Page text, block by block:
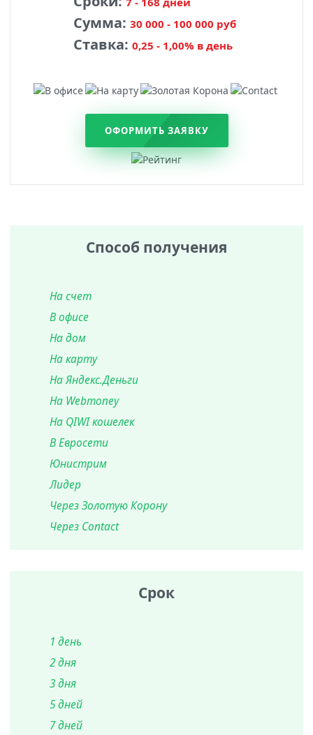
Сумма: 30 000 - 100 000 руб
Ставка: 0,25 - 1,00% в день
ОФОРМИТЬ ЗАЯВКУ
Способ получения
На счет
В офисе
На дом
На карту
На Яндекс.Деньги
На Webmoney
На QIWI кошелек
В Евросети
Юнистрим
Лидер
Через Золотую Корону
Через Contact
Срок
1 день
2 дня
3 дня
5 дней
7 дней